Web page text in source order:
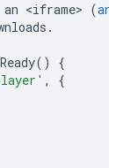
an <iframe> (and
.
()
{
,
{